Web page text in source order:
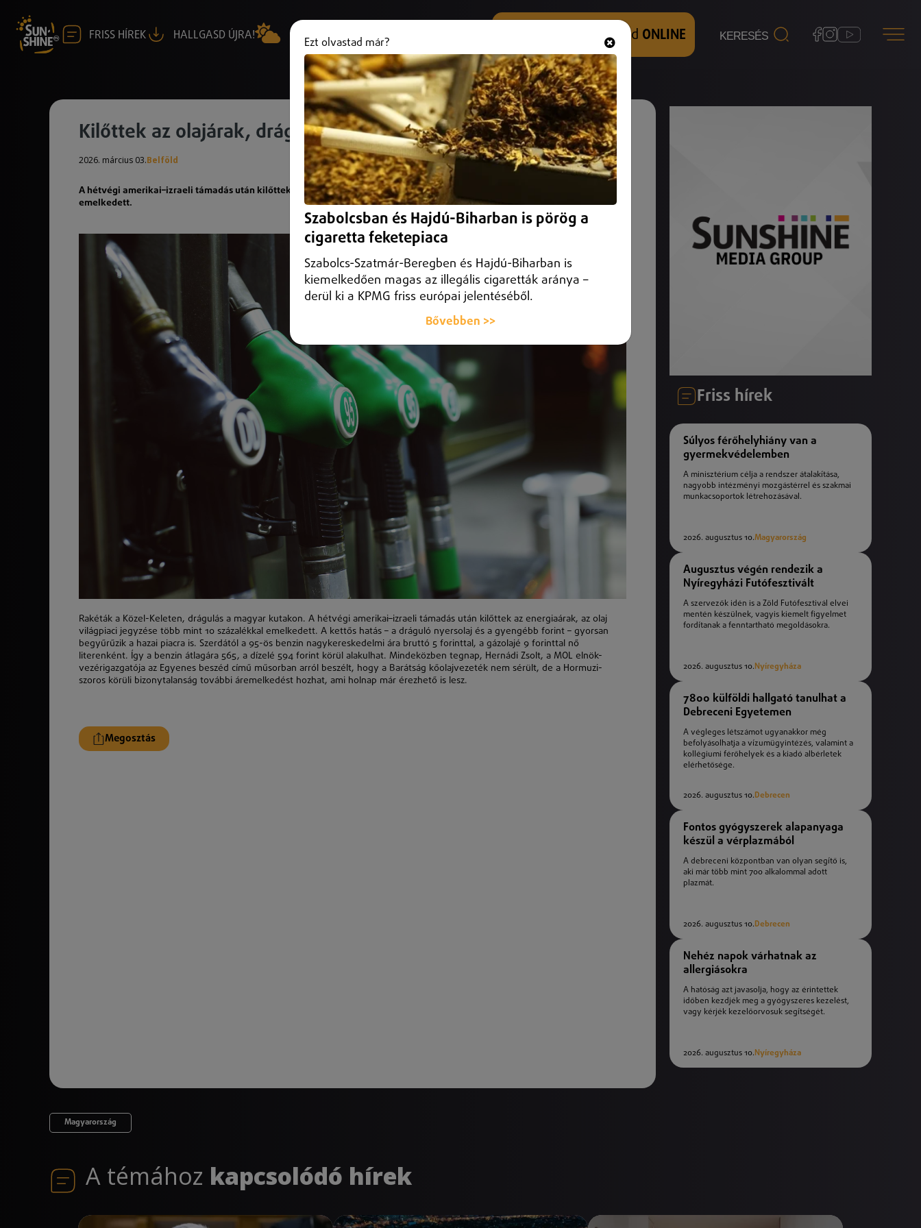
FRISS HÍREK HALLGASD ÚJRA! +36 (20) 316 3000 Hallgasd és nézd ONLINE
Kilőttek az olajárak, drágul a tankolás
2026. március 03.Belföld
A hétvégi amerikai–izraeli támadás után kilőttek az energiaárak, az olaj világpiaci jegyzése több mint 10 százalékkal
emelkedett.
Rakéták a Közel-Keleten, drágulás a magyar kutakon. A hétvégi amerikai–izraeli támadás után kilőttek az energiaárak, az olaj
világpiaci jegyzése több mint 10 százalékkal emelkedett. A kettős hatás – a dráguló nyersolaj és a gyengébb forint – gyorsan
begyűrűzik a hazai piacra is. Szerdától a 95-ös benzin nagykereskedelmi ára bruttó 5 forinttal, a gázolajé 9 forinttal nő
literenként. Így a benzin átlagára 565, a dízelé 594 forint körül alakulhat. Mindeközben tegnap, Hernádi Zsolt, a MOL
elnök-
vezérigazgatója az Egyenes beszéd című műsorban arról beszélt, hogy a Barátság kőolajvezeték nem sérült, de a Hormuzi-
szoros körüli bizonytalanság további áremelkedést hozhat, ami holnap már érezhető is lesz.
Megosztás
Friss hírek
Súlyos férőhelyhiány van a
gyermekvédelemben
A minisztérium célja a rendszer átalakítása,
nagyobb intézményi mozgástérrel és szakmai
munkacsoportok létrehozásával.
2026. augusztus 10.Magyarország
Augusztus végén rendezik a
Nyíregyházi Futófesztivált
A szervezők idén is a Zöld Futófesztivál elvei
mentén készülnek, vagyis kiemelt figyelmet
fordítanak a fenntartható megoldásokra.
2026. augusztus 10. Nyíregyháza
7800 külföldi hallgató tanulhat a
Debreceni Egyetemen
A végleges létszámot ugyanakkor még
befolyásolhatja a vízumügyintézés, valamint a
kollégiumi férőhelyek és a kiadó albérletek
elérhetősége.
2026. augusztus 10.Debrecen
Fontos gyógyszerek alapanyaga
készül a vérplazmából
A debreceni központban van olyan segítő is,
aki már több mint 700 alkalommal adott
plazmát.
2026. augusztus 10.Debrecen
Nehéz napok várhatnak az
allergiásokra
A hatóság azt javasolja, hogy az érintettek
időben kezdjék meg a gyógyszeres kezelést,
vagy kérjék kezelőorvosuk segítségét.
2026. augusztus 10. Nyíregyháza
Magyarország
A témához kapcsolódó hírek
Ezt olvastad már?
Szabolcsban és Hajdú-Biharban is pörög a
cigaretta feketepiaca
Szabolcs-Szatmár-Beregben és Hajdú-Biharban is
kiemelkedően magas az illegális cigaretták aránya –
derül ki a KPMG friss európai jelentéséből.
Bővebben >>